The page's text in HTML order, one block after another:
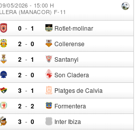
05/2026 - 15:00 H
(MANACOR) F-11
0 - Rotlet-molinar
1
2 - Collerense
0
2 - Santanyi
1
2 - Son Cladera
0
3 - Platges de Calvia
1
2 - Formentera
2
3 - Inter Ibiza
0